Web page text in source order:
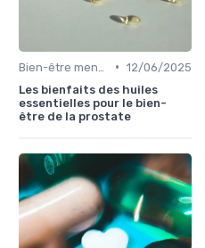
• 12/06/2025
Les bienfaits des huiles
essentielles pour le bien-
être de la prostate